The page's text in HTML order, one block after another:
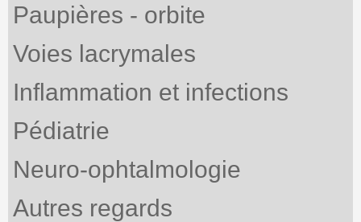
Paupières - orbite
Voies lacrymales
Inflammation et infections
Pédiatrie
Neuro-ophtalmologie
Autres regards